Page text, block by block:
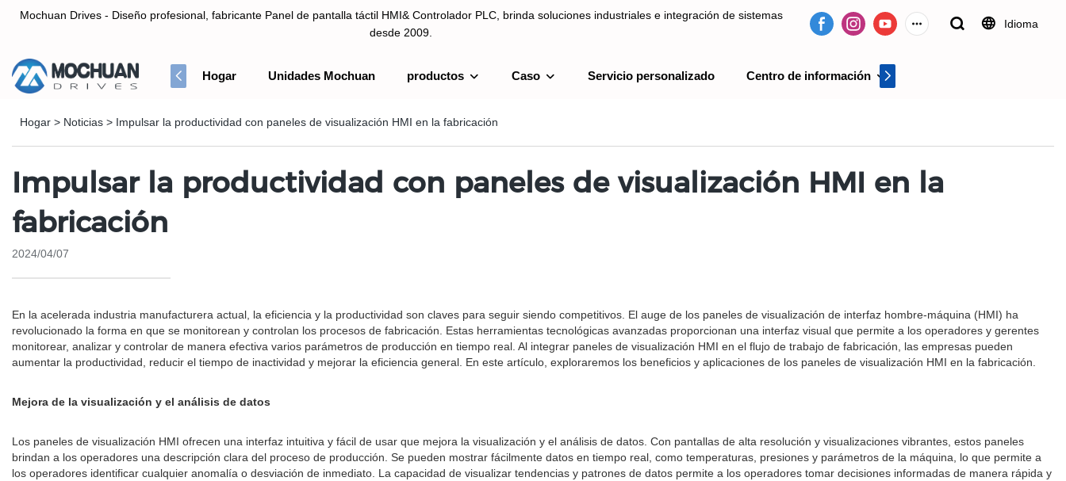
Mochuan Drives - Diseño profesional, fabricante Panel de pantalla táctil HMI& Controlador PLC, brinda soluciones industriales e integración de sistemas
desde 2009.
Idioma
Hogar Unidades Mochuan productos Caso Servicio personalizado Centro de información
Hogar > Noticias > Impulsar la productividad con paneles de visualización HMI en la fabricación
Impulsar la productividad con paneles de visualización HMI en la
fabricación
2024/04/07
En la acelerada industria manufacturera actual, la eficiencia y la productividad son claves para seguir siendo competitivos. El auge de los paneles de visualización de interfaz hombre-máquina (HMI) ha
revolucionado la forma en que se monitorean y controlan los procesos de fabricación. Estas herramientas tecnológicas avanzadas proporcionan una interfaz visual que permite a los operadores y gerentes
monitorear, analizar y controlar de manera efectiva varios parámetros de producción en tiempo real. Al integrar paneles de visualización HMI en el flujo de trabajo de fabricación, las empresas pueden
aumentar la productividad, reducir el tiempo de inactividad y mejorar la eficiencia general. En este artículo, exploraremos los beneficios y aplicaciones de los paneles de visualización HMI en la fabricación.
Mejora de la visualización y el análisis de datos
Los paneles de visualización HMI ofrecen una interfaz intuitiva y fácil de usar que mejora la visualización y el análisis de datos. Con pantallas de alta resolución y visualizaciones vibrantes, estos paneles
brindan a los operadores una descripción clara del proceso de producción. Se pueden mostrar fácilmente datos en tiempo real, como temperaturas, presiones y parámetros de la máquina, lo que permite a
los operadores identificar cualquier anomalía o desviación de inmediato. La capacidad de visualizar tendencias y patrones de datos permite a los operadores tomar decisiones informadas de manera rápida y